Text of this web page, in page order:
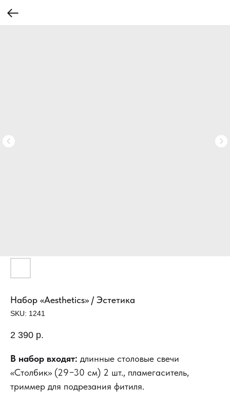
Набор «Aesthetics» / Эстетика
SKU: 1241
2 390 р.
В набор входят: длинные столовые свечи
«Столбик» (29−30 см) 2 шт., пламегаситель,
триммер для подрезания фитиля.